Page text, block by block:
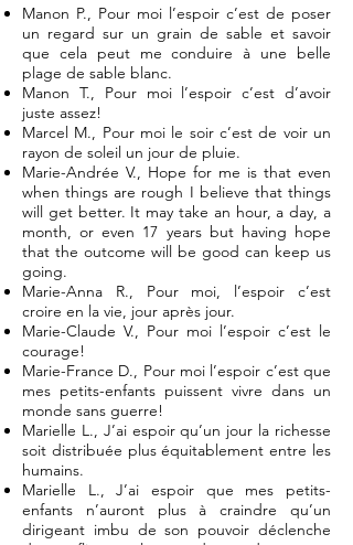
Manon P., Pour moi l’espoir c’est de poser
un regard sur un grain de sable et savoir
que cela peut me conduire à une belle
plage de sable blanc.
Manon T., Pour moi l’espoir c’est d’avoir
juste assez!
Marcel M., Pour moi le soir c’est de voir un
rayon de soleil un jour de pluie.
Marie-Andrée V., Hope for me is that even
when things are rough I believe that things
will get better. It may take an hour, a day, a
month, or even 17 years but having hope
that the outcome will be good can keep us
going.
Marie-Anna R., Pour moi, l’espoir c’est
croire en la vie, jour après jour.
Marie-Claude V., Pour moi l’espoir c’est le
courage!
Marie-France D., Pour moi l’espoir c’est que
mes petits-enfants puissent vivre dans un
monde sans guerre!
Marielle L., J’ai espoir qu’un jour la richesse
soit distribuée plus équitablement entre les
humains.
Marielle L., J’ai espoir que mes petits-
enfants n’auront plus à craindre qu’un
dirigeant imbu de son pouvoir déclenche